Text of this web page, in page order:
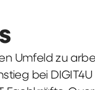
Umfeld zu
bei DIGIT4U